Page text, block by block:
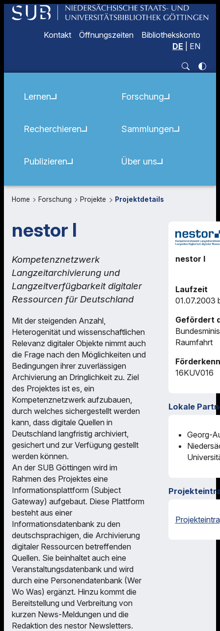
Kontakt Öffnungszeiten
Bibliothekskonto
DE
EN
Lernen
Recherchieren
Publizieren
Forschung
Sammlungen
Über uns
Home Forschung Projekte Projektdetails
nestor I
Kompetenznetzwerk
Langzeitarchivierung und
Langzeitverfügbarkeit digitaler
Ressourcen für Deutschland
Mit der steigenden Anzahl,
Heterogenität und wissenschaftlichen
Relevanz digitaler Objekte nimmt auch
die Frage nach den Möglichkeiten und
Bedingungen ihrer zuverlässigen
Archivierung an Dringlichkeit zu. Ziel
des Projektes ist es, ein
Kompetenznetzwerk aufzubauen,
durch welches sichergestellt werden
kann, dass digitale Quellen in
Deutschland langfristig archiviert,
gesichert und zur Verfügung gestellt
werden können.
An der SUB Göttingen wird im
Rahmen des Projektes eine
Informationsplattform (Subject
Gateway) aufgebaut. Diese Plattform
besteht aus einer
Informationsdatenbank zu den
deutschsprachigen, die Archivierung
digitaler Ressourcen betreffenden
Quellen. Sie beinhaltet auch eine
Veranstaltungsdatenbank und wird
durch eine Personendatenbank (Wer
Wo Was) ergänzt. Hinzu kommt die
Bereitstellung und Verbreitung von
kurzen News-Meldungen und die
Redaktion des nestor Newsletters.
nestor I
Laufzeit
01.07.2003
Gefördert
Raumfahrt
16KUV016
Lokale
Georg-